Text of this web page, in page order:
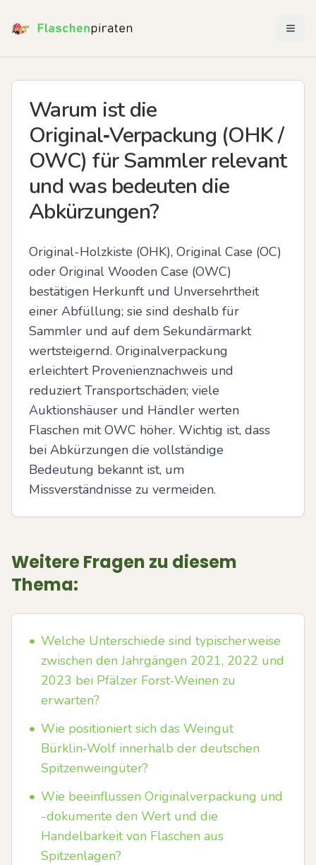
Warum ist die
Original‑Verpackung (OHK /
OWC) für Sammler relevant
und was bedeuten die
Abkürzungen?
Original-Holzkiste (OHK), Original Case (OC)
oder Original Wooden Case (OWC)
bestätigen Herkunft und Unversehrtheit
einer Abfüllung; sie sind deshalb für
Sammler und auf dem Sekundärmarkt
wertsteigernd. Originalverpackung
erleichtert Provenienznachweis und
reduziert Transportschäden; viele
Auktionshäuser und Händler werten
Flaschen mit OWC höher. Wichtig ist, dass
bei Abkürzungen die vollständige
Bedeutung bekannt ist, um
Missverständnisse zu vermeiden.
Weitere Fragen zu diesem
Thema:
• Welche Unterschiede sind typischerweise
zwischen den Jahrgängen 2021, 2022 und
2023 bei Pfälzer Forst‑Weinen zu
erwarten?
• Wie positioniert sich das Weingut
Bürklin‑Wolf innerhalb der deutschen
Spitzenweingüter?
• Wie beeinflussen Originalverpackung und
-dokumente den Wert und die
Handelbarkeit von Flaschen aus
Spitzenlagen?